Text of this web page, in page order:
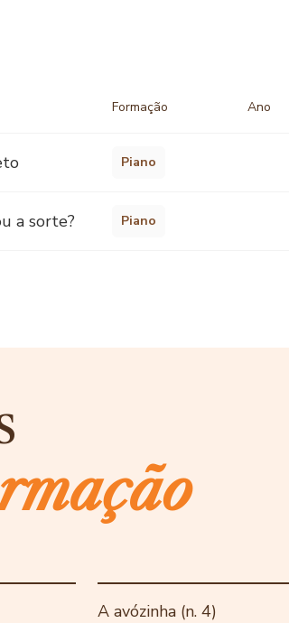
Formação Ano
Piano
a sorte? Piano
A avózinha (n. 4)